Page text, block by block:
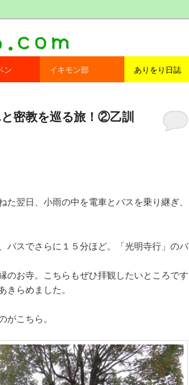
ン イキモン部 ありをり日誌
密教を巡る旅！②乙訓
翌日、小雨の中を電車とバスを乗り継ぎ、
バスでさらに１５分ほど。「光明寺行」のバ
のお寺。こちらもぜひ拝観したいところです
らめました。
こちら。